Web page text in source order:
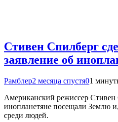
Стивен Спилберг
заявление об
Рамблер2 месяца спустя01
Американский режиссер Стивен
инопланетяне посещали Землю
среди людей.